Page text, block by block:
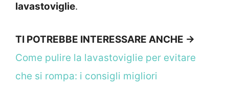
lavastoviglie.
TI POTREBBE INTERESSARE ANCHE ->
Come pulire la lavastoviglie per evitare
che si rompa: i consigli migliori